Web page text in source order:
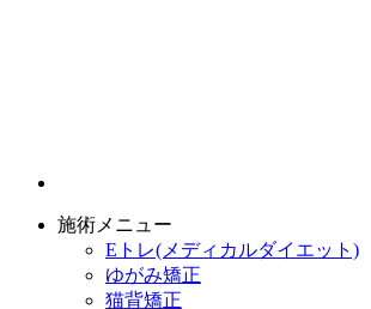
施術メニュー
Eトレ(メディカルダイエット)
ゆがみ矯正
猫背矯正